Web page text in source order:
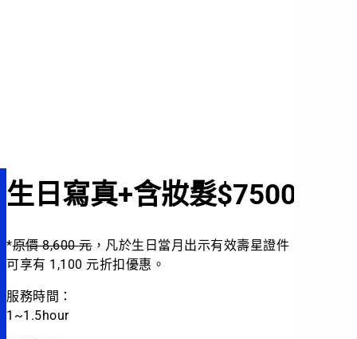
生日寫真+含妝髮$7500
*原價 8,600 元，凡於生日當月出示有效壽星證件，即
可享有 1,100 元折扣優惠。
服務時間：
1~1.5hour